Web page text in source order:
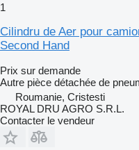
1
Cilindru de Aer pour
Second Hand
Prix sur demande
Autre pièce détachée de
Roumanie, Cristesti
ROYAL DRU AGRO S.R.L.
Contacter le vendeur